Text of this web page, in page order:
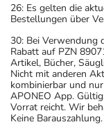
26: Es gelten die
Bestellungen über
30: Bei Verwendung
Rabatt auf PZN
Artikel, Bücher,
Nicht mit anderen
kombinierbar und
APONEO App.
Vorrat reicht. Wir
Keine Barauszahlung.